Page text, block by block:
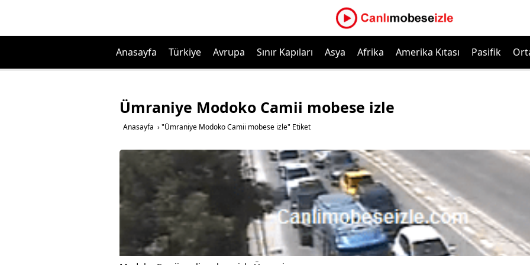
Anasayfa Türkiye Avrupa Sınır Kapıları Asya Afrika Amerika Kıtası Pasifik
Ümraniye Modoko Camii mobese izle
Anasayfa › "Ümraniye Modoko Camii mobese izle" Etiket